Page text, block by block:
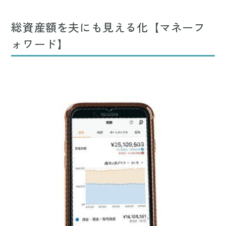
総資産額を夫にも見える化【マネーフ
ォワード】